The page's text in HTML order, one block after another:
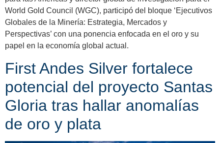
World Gold Council (WGC), participó del bloque ‘Ejecutivos
Globales de la Minería: Estrategia, Mercados y
Perspectivas’ con una ponencia enfocada en el oro y su
papel en la economía global actual.
First Andes Silver fortalece
potencial del proyecto Santas
Gloria tras hallar anomalías
de oro y plata